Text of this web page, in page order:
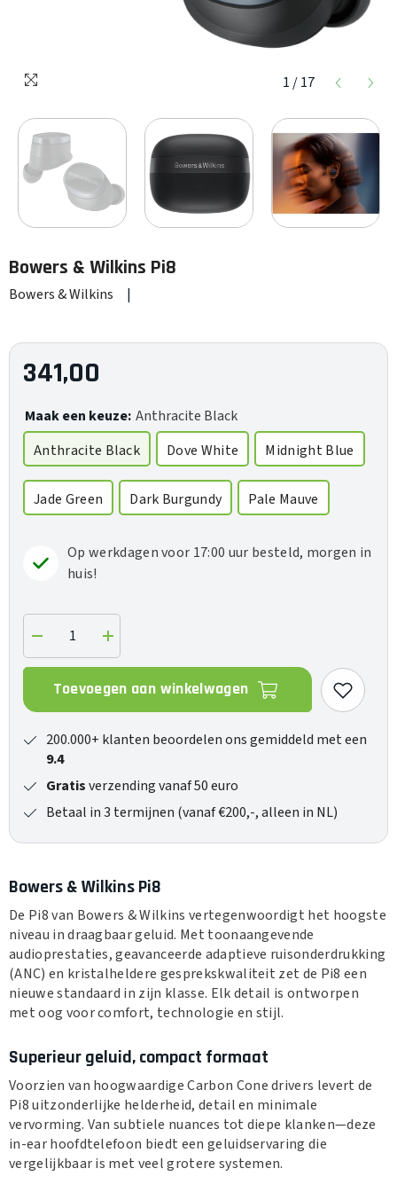
Bowers & Wilkins Pi8
Bowers & Wilkins |
1 /17
341,00
Maak een keuze: Anthracite Black
Anthracite Black
Dove White Midnight Blue
Jade Green Dark Burgundy Pale Mauve
Op werkdagen voor 17:00 uur besteld, morgen in
huis!
Verlaag
de
hoeveelheid
voor
Verhoog
de
hoeveelheid
Pi8
Toevoegen aan winkelwagen
200.000+ klanten beoordelen ons gemiddeld met een
9.4
Gratisverzending vanaf 50 euro
Betaal in 3 termijnen (vanaf €200,-, alleen in NL)
Bowers & Wilkins Pi8
De Pi8 van Bowers & Wilkins vertegenwoordigt het hoogste
niveau in draagbaar geluid. Met toonaangevende
audioprestaties, geavanceerde adaptieve ruisonderdrukking
(ANC) en kristalheldere gesprekskwaliteit zet de Pi8 een
nieuwe standaard in zijn klasse. Elk detail is ontworpen
met oog voor comfort, technologie en stijl.
Superieur geluid, compact formaat
Voorzien van hoogwaardige Carbon Cone drivers levert de
Pi8 uitzonderlijke helderheid, detail en minimale
vervorming. Van subtiele nuances tot diepe klanken—deze
in-ear hoofdtelefoon biedt een geluidservaring die
vergelijkbaar is met veel grotere systemen.